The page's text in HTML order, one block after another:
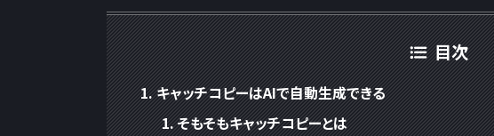
目次
キャッチコピーはAIで自動生成できる
そもそもキャッチコピーとは